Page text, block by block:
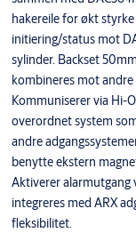
hakereile for økt
initiering/status mot
sylinder. Backset
kombineres mot
Kommuniserer via Hi-
overordnet system
andre
benytte ekstern
Aktiverer alarmutgang
integreres med ARX
fleksibilitet.